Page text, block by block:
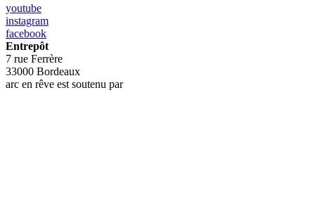
youtube
instagram
facebook
Entrepôt
7 rue Ferrère
33000 Bordeaux
arc en rêve est soutenu par